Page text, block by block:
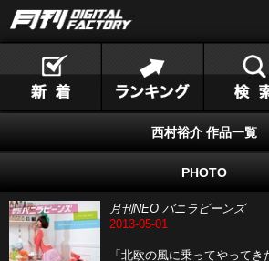
西村裕介 作品一覧
PHOTO
月刊NEO バニラビーンズ
2013-05-01
「北欧の風に乗ってやってき